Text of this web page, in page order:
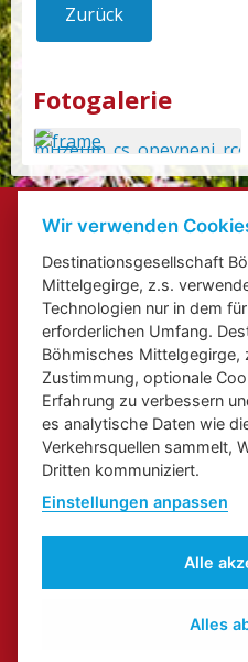
Zurück
Fotogalerie
Přihlášení
Web über Elbe
Web über Kongress - und
Wir verwenden
Destinationsgesellschaft
Mittelgegirge, z.s.
Technologien nur in dem
erforderlichen Umfang.
Böhmisches Mittelgegirge,
Zustimmung, optionale
Erfahrung zu verbessern
es analytische Daten wie
Verkehrsquellen sammelt,
Dritten kommuniziert.
Einstellungen anpassen
Alle
Alles